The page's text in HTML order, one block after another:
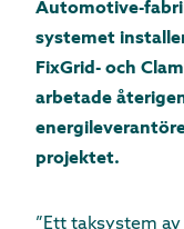
Automotive-
systemet
FixGrid- och
arbetade
projektet.
”Ett taksystem